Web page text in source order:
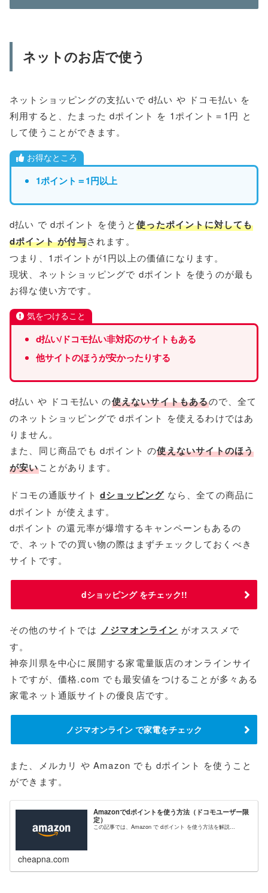
ネットのお店で使う
ネットショッピングの支払いで d払い や ドコモ払い を
利用すると、たまった dポイント を 1ポイント＝1円 と
して使うことができます。
お得なところ
1ポイント＝1円以上
d払い で dポイント を使うと使ったポイントに対しても
dポイント が付与されます。
つまり、1ポイントが1円以上の価値になります。
現状、ネットショッピングで dポイント を使うのが最も
お得な使い方です。
気をつけること
d払い/ドコモ払い非対応のサイトもある
他サイトのほうが安かったりする
d払い や ドコモ払い の使えないサイトもあるので、全て
のネットショッピングで dポイント を使えるわけではあ
りません。
また、同じ商品でも dポイント の使えないサイトのほう
が安いことがあります。
ドコモの通販サイト dショッピング なら、全ての商品に
dポイント が使えます。
dポイント の還元率が爆増するキャンペーンもあるの
で、ネットでの買い物の際はまずチェックしておくべき
サイトです。
dショッピング をチェック!!
その他のサイトでは ノジマオンライン がオススメで
す。
神奈川県を中心に展開する家電量販店のオンラインサイ
トですが、価格.com でも最安値をつけることが多々ある
家電ネット通販サイトの優良店です。
ノジマオンライン で家電をチェック
また、メルカリ や Amazon でも dポイント を使うこと
ができます。
Amazonでdポイントを使う方法（ドコモユーザー限
定）
この記事では、Amazon で dポイント を使う方法を解説...
cheapna.com